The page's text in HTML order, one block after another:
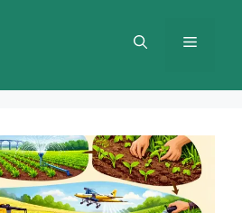
Menu